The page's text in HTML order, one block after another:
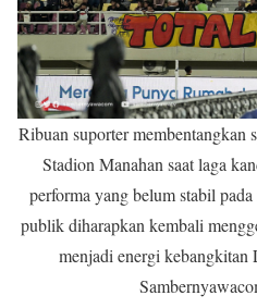
Ribuan suporter membentangkan
Stadion Manahan saat laga
performa yang belum stabil
publik diharapkan kembali
menjadi energi kebangkitan